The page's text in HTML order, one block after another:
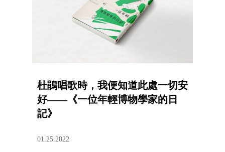
杜鵑唱歌時，我便知道此處一切安
好——《一位年輕博物學家的日
記》
01.25.2022